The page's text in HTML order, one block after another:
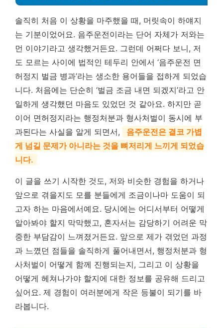
솔직히 처음 이 상황을 마주했을 때, 머릿속이 하얘지
는 기분이었어요. 음주운전이라는 단어 자체가 저와는
먼 이야기라고 생각했거든요. 그런데 어쩌다 보니, 저
도 모르는 사이에 법적인 테두리 안에서 ‘음주운전 면
허정지 벌금 병과’라는 생소한 용어들을 접하게 되었습
니다. 처음에는 단순히 ‘벌금 조금 내면 되겠지’라고 안
일하게 생각했던 마음도 있었던 것 같아요. 하지만 곧
이어 면허정지라는 행정처분과 형사처벌이 동시에 부
과된다는 사실을 알게 되면서,
음주운전은 결코 가볍
게 넘길 문제가 아니라는 것을 뼈저리게 느끼게 되었습
니다.
이 글을 쓰기 시작한 것도, 저와 비슷한 경험을 하거나
앞으로 겪을지도 모를 분들에게 조금이나마 도움이 되
고자 하는 마음에서예요. 당시에는 어디서부터 어떻게
알아봐야 할지 막막했고, 혼자서는 감당하기 어려운 막
중한 부담감이 느껴졌거든요. 앞으로 제가 겪었던 과정
과 느꼈던 점들을 솔직하게 풀어내면서, 행정처분과 형
사처벌이 어떻게 함께 진행되는지, 그리고 이 상황을
어떻게 헤쳐나가야 할지에 대한 정보를 공유해 드리고
싶어요. 제 경험이 여러분에게 작은 등불이 되기를 바
라봅니다.